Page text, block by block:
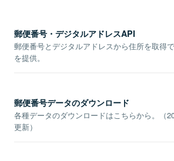
郵便番号・デジタルアドレスAPI
郵便番号とデジタルアドレスから住所を取得
を提供。
郵便番号データのダウンロード
各種データのダウンロードはこちらから。（
更新）